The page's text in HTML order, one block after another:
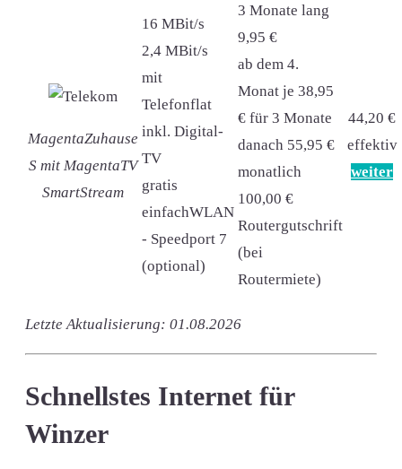
MagentaZuhause
S mit MagentaTV
SmartStream
16 MBit/s
2,4 MBit/s
mit
Telefonflat
inkl. Digital-
TV
gratis
einfachWLAN
- Speedport 7
(optional)
3 Monate lang
9,95 €
ab dem 4.
Monat je 38,95
€ für 3 Monate
danach 55,95 €
monatlich
100,00 €
Routergutschrift
(bei
Routermiete)
44,20 €
effektiv
weiter
Letzte Aktualisierung: 01.08.2026
Schnellstes Internet für
Winzer